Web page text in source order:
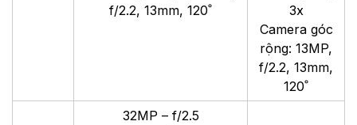
f/2.2, 13mm, 120˚
3x
Camera góc
rộng: 13MP,
f/2.2, 13mm,
120˚
32MP – f/2.5